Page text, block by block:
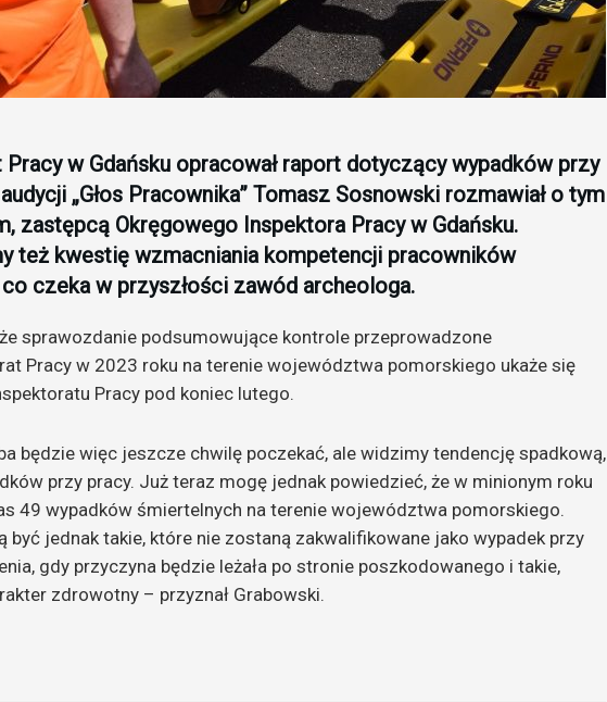
w Gdańsku opracował raport dotyczący wypadków przy
„Głos Pracownika” Tomasz Sosnowski rozmawiał o tym
zastępcą Okręgowego Inspektora Pracy w Gdańsku.
też kwestię wzmacniania kompetencji pracowników
czeka w przyszłości zawód archeologa.
sprawozdanie podsumowujące kontrole przeprowadzone
Pracy w 2023 roku na terenie województwa pomorskiego ukaże się
Pracy pod koniec lutego.
będzie więc jeszcze chwilę poczekać, ale widzimy tendencję spadkową,
przy pracy. Już teraz mogę jednak powiedzieć, że w minionym roku
49 wypadków śmiertelnych na terenie województwa pomorskiego.
być jednak takie, które nie zostaną zakwalifikowane jako wypadek przy
gdy przyczyna będzie leżała po stronie poszkodowanego i takie,
zdrowotny – przyznał Grabowski.